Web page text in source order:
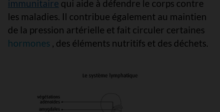
immunitaire qui aide à défendre le corps contre
les maladies. Il contribue également au maintien
de la pression artérielle et fait circuler certaines
hormones , des éléments nutritifs et des déchets.